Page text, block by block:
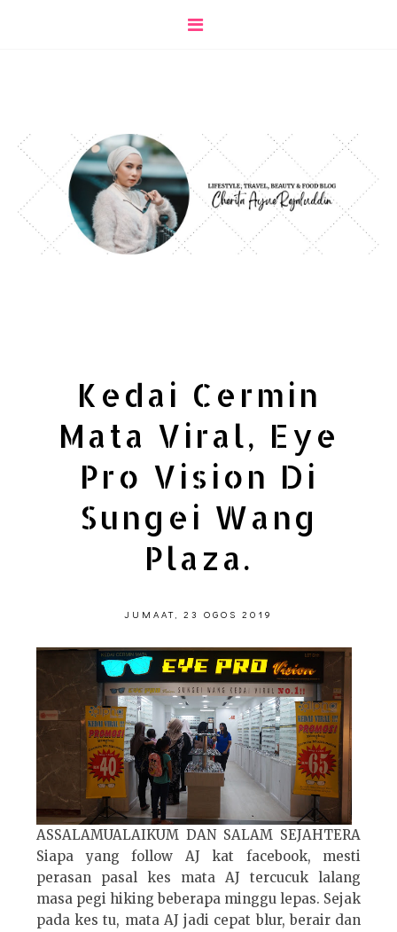
Kedai Cermin
Mata Viral, Eye
Pro Vision Di
Sungei Wang
Plaza.
JUMAAT, 23 OGOS 2019
ASSALAMUALAIKUM DAN SALAM SEJAHTERA
Siapa yang follow AJ kat facebook, mesti
perasan pasal kes mata AJ tercucuk lalang
masa pegi hiking beberapa minggu lepas. Sejak
pada kes tu, mata AJ jadi cepat blur, berair dan